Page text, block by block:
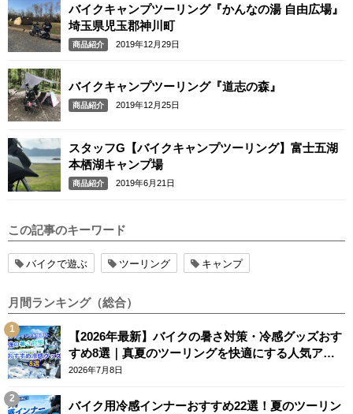
バイクキャンプツーリング『かんなの湯 自由広場』
埼玉県児玉郡神川町
商品紹介 2019年12月29日
バイクキャンプツーリング『道志の森』
商品紹介 2019年12月25日
スタッフG【バイクキャンプツーリング】富士五湖
本栖湖キャンプ場
商品紹介 2019年6月21日
この記事のキーワード
バイクで遊ぶ ツーリング キャンプ
月間ランキング（総合）
【2026年最新】バイクの暑さ対策・冷感グッズおす
すめ8選｜真夏のツーリングを快適にする人気アイ
テム
2026年7月8日
バイク用冷感インナーおすすめ22選！夏のツーリン